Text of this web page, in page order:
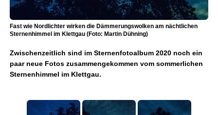
Fast wie Nordlichter wirken die Dämmerungswolken am nächtlichen
Sternenhimmel im Klettgau (Foto: Martin Dühning)
Zwischenzeitlich sind im Sternenfotoalbum 2020 noch ein
paar neue Fotos zusammengekommen vom sommerlichen
Sternenhimmel im Klettgau.